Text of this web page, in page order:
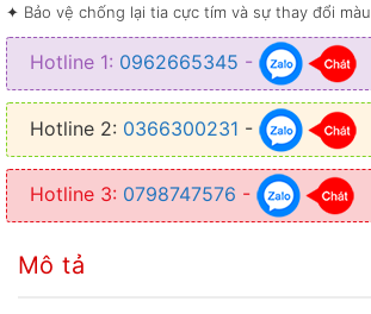
✦ Bảo vệ chống lại tia cực tím và sự thay đổi màu
Hotline 1: 0962665345 -
Hotline 2: 0366300231 -
Hotline 3: 0798747576 -
Mô tả